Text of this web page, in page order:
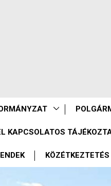
KAPCSOLATOS
KÖZÉTKEZTETÉS